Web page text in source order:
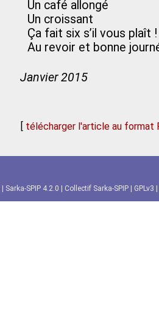
Un café allongé
Un croissant
Ça fait six s’il vous plaît !
Au revoir et bonne
Janvier 2015
[ télécharger l'article au format
Sarka-SPIP 4.2.0 Collectif Sarka-SPIP GPLv3